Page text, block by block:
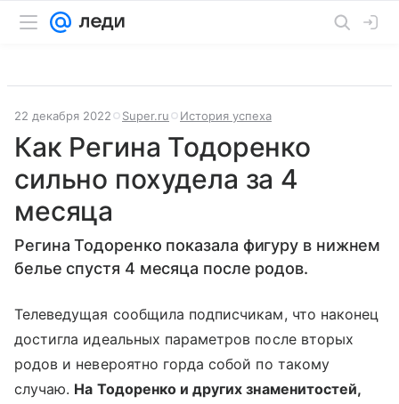
22 декабря 2022 Super.ru История успеха
Как Регина Тодоренко
сильно похудела за 4
месяца
Регина Тодоренко показала фигуру в нижнем
белье спустя 4 месяца после родов.
Телеведущая сообщила подписчикам, что наконец
достигла идеальных параметров после вторых
родов и невероятно горда собой по такому
случаю. На Тодоренко и других знаменитостей,